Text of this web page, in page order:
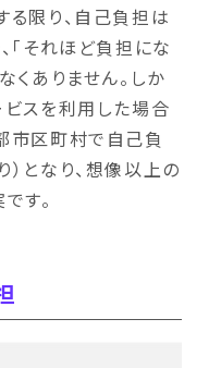
限り、自己負担は
「それほど負担にな
くありません。しか
スを利用した場合
市区町村で自己負
となり、想像以上の
す。